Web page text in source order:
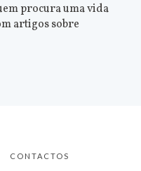
procura uma vida
artigos sobre
CONTACTOS